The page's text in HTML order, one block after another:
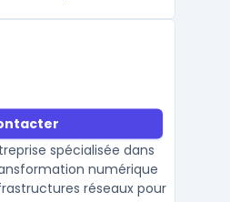
spécialisée dans
numérique
réseaux pour